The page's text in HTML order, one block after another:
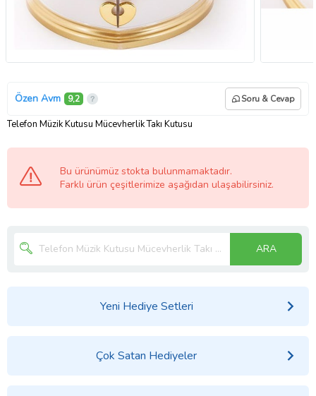
Özen Avm 9,2 Soru & Cevap
Telefon Müzik Kutusu Mücevherlik Takı Kutusu
Bu ürünümüz stokta bulunmamaktadır.
Farklı ürün çeşitlerimize aşağıdan ulaşabilirsiniz.
ARA
Yeni Hediye Setleri
Çok Satan Hediyeler